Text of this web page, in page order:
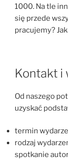
1000. Na tle
się przede
pracujemy?
Kontakt i
Od naszego
uzyskać
termin
rodzaj
spotkanie